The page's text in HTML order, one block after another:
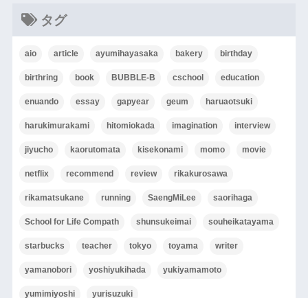
タグ
aio article ayumihayasaka bakery birthday
birthring book BUBBLE-B cschool education
enuando essay gapyear geum haruaotsuki
harukimurakami hitomiokada imagination interview
jiyucho kaorutomata kisekonami momo movie
netflix recommend review rikakurosawa
rikamatsukane running SaengMiLee saorihaga
School for Life Compath shunsukeimai souheikatayama
starbucks teacher tokyo toyama writer
yamanobori yoshiyukihada yukiyamamoto
yumimiyoshi yurisuzuki